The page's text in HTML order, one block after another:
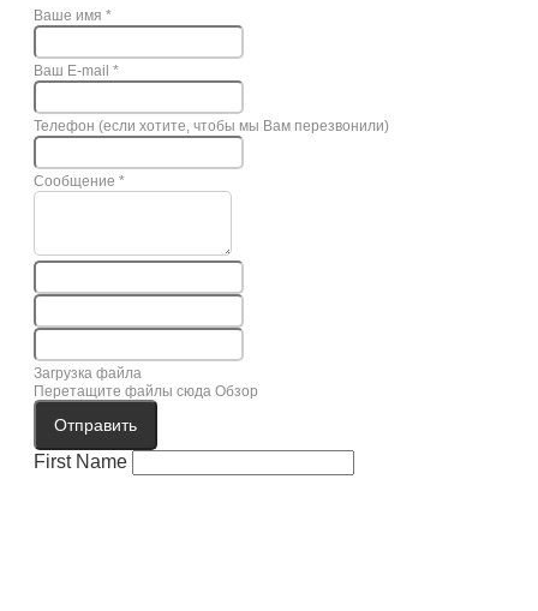
Ваше имя *
Ваш E-mail *
Телефон (если хотите, чтобы мы Вам перезвонили)
Сообщение *
Загрузка файла
Перетащите файлы сюда Обзор
Отправить
First Name